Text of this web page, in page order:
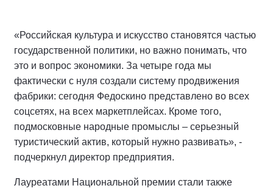
«Российская культура и искусство становятся частью
государственной политики, но важно понимать, что
это и вопрос экономики. За четыре года мы
фактически с нуля создали систему продвижения
фабрики: сегодня Федоскино представлено во всех
соцсетях, на всех маркетплейсах. Кроме того,
подмосковные народные промыслы – серьезный
туристический актив, который нужно развивать», -
подчеркнул директор предприятия.
Лауреатами Национальной премии стали также